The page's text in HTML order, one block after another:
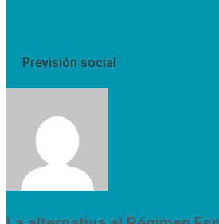
Previsión social